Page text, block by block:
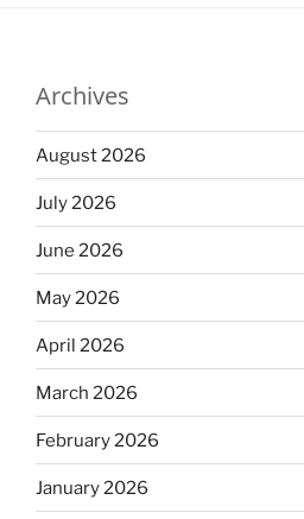
Archives
August 2026
July 2026
June 2026
May 2026
April 2026
March 2026
February 2026
January 2026